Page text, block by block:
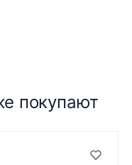
покупают